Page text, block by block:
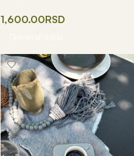
1,600.00RSD